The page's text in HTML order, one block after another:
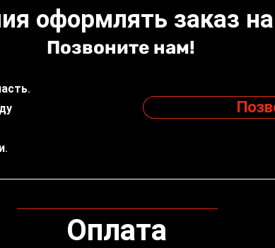
оформлять заказ на
Позвоните нам!
Оплата